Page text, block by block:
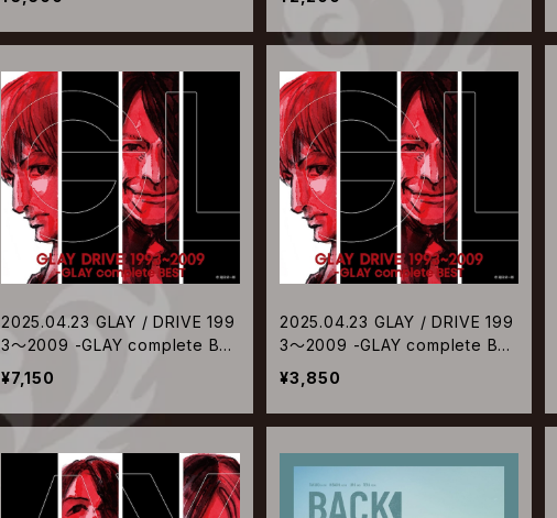
2025.04.23 GLAY / DRIVE 199
3～2009 -GLAY complete BES
T【CD+DVD】
¥7,150
2025.04.23 GLAY / DRIVE 199
3～2009 -GLAY complete BES
T【CD ONLY】
¥3,850